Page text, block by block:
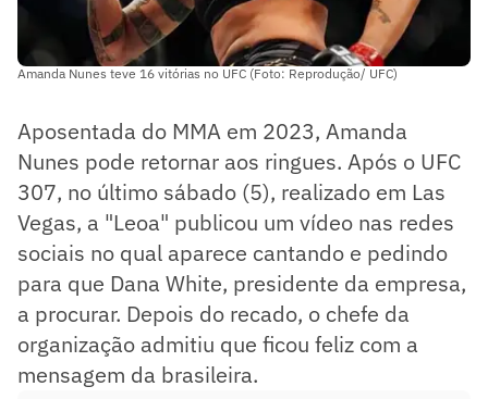
Amanda Nunes teve 16 vitórias no UFC (Foto: Reprodução/ UFC)
Aposentada do MMA em 2023, Amanda
Nunes pode retornar aos ringues. Após o UFC
307, no último sábado (5), realizado em Las
Vegas, a "Leoa" publicou um vídeo nas redes
sociais no qual aparece cantando e pedindo
para que Dana White, presidente da empresa,
a procurar. Depois do recado, o chefe da
organização admitiu que ficou feliz com a
mensagem da brasileira.